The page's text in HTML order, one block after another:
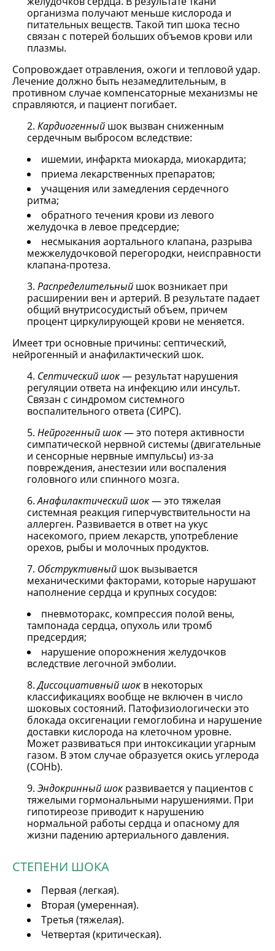
организма получают меньше кислорода и
питательных веществ. Такой тип шока тесно
связан с потерей больших объемов крови или
плазмы.
Сопровождает отравления, ожоги и тепловой удар.
Лечение должно быть незамедлительным, в
противном случае компенсаторные механизмы не
справляются, и пациент погибает.
Кардиогенный шок вызван сниженным
сердечным выбросом вследствие:
ишемии, инфаркта миокарда, миокардита;
приема лекарственных препаратов;
учащения или замедления сердечного
ритма;
обратного течения крови из левого
желудочка в левое предсердие;
несмыкания аортального клапана, разрыва
межжелудочковой перегородки, неисправности
клапана-протеза.
Распределительный шок возникает при
расширении вен и артерий. В результате падает
общий внутрисосудистый объем, причем
процент циркулирующей крови не меняется.
Имеет три основные причины: септический,
нейрогенный и анафилактический шок.
Септический шок— результат нарушения
регуляции ответа на инфекцию или инсульт.
Связан с синдромом системного
воспалительного ответа (СИРС).
Нейрогенный шок— это потеря активности
симпатической нервной системы (двигательные
и сенсорные нервные импульсы) из-за
повреждения, анестезии или воспаления
головного или спинного мозга.
Анафилактический шок— это тяжелая
системная реакция гиперчувствительности на
аллерген. Развивается в ответ на укус
насекомого, прием лекарств, употребление
орехов, рыбы и молочных продуктов.
Обструктивный шок вызывается
механическими факторами, которые нарушают
наполнение сердца и крупных сосудов:
пневмоторакс, компрессия полой вены,
тампонада сердца, опухоль или тромб
предсердия;
нарушение опорожнения желудочков
вследствие легочной эмболии.
Диссоциативный шок в некоторых
классификациях вообще не включен в число
шоковых состояний. Патофизиологически это
блокада оксигенации гемоглобина и нарушение
доставки кислорода на клеточном уровне.
Может развиваться при интоксикации угарным
газом. В этом случае образуется окись углерода
(COHb).
Эндокринный шок развивается у пациентов с
тяжелыми гормональными нарушениями. При
гипотиреозе приводит к нарушению
нормальной работы сердца и опасному для
жизни падению артериального давления.
СТЕПЕНИ ШОКА
Первая (легкая).
Вторая (умеренная).
Третья (тяжелая).
Четвертая (критическая).